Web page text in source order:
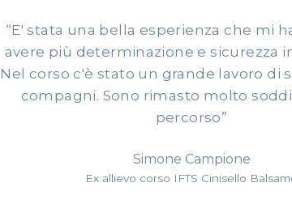
“E' stata una bella esperienza che mi
avere più determinazione e sicurezza
Nel corso c'è stato un grande lavoro di
compagni. Sono rimasto molto
percorso”
Simone Campione
Ex allievo corso IFTS Cinisello